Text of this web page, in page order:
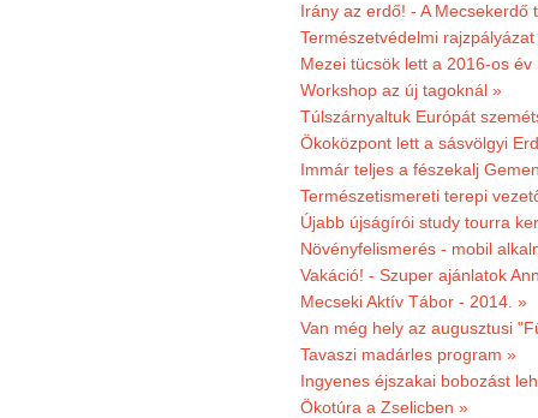
Irány az erdő! - A
Természetvédelmi
Mezei tücsök lett a 2016-os év
Workshop az új tagoknál »
Túlszárnyaltuk Európát
Ökoközpont lett a sásvölgyi
Immár teljes a fészekalj
Természetismereti terepi
Újabb újságírói study tourra
Növényfelismerés - mobil
Vakáció! - Szuper ajánlatok
Mecseki Aktív Tábor - 2014. »
Van még hely az augusztusi
Tavaszi madárles program »
Ingyenes éjszakai bobozást
Ökotúra a Zselicben »